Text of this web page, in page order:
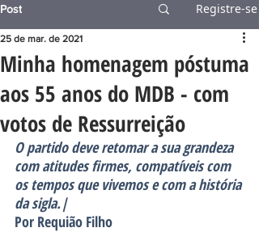
Post Registre-se
Minha homenagem póstuma
aos 55 anos do MDB - com
votos de Ressurreição
25 de mar. de 2021
O partido deve retomar a sua grandeza
com atitudes firmes, compatíveis com
os tempos que vivemos e com a história
da sigla.|
Por Requião Filho